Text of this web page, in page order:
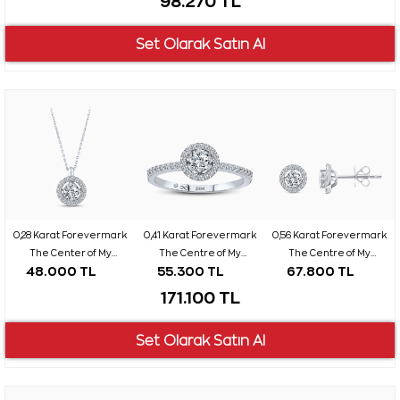
0,28 Karat Forevermark
The Center of My
Universe Koleksiyonu
48.000 TL
0,41 Karat Forevermark
The Centre of My
Universe Tektaş Pırlanta
55.300 TL
0,56 Karat Forevermark
The Centre of My
Universe Tektaş Pırlanta
67.800 TL
171.100 TL